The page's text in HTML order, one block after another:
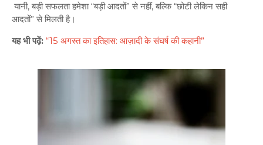
यानी, बड़ी सफलता हमेशा “बड़ी आदतों” से नहीं, बल्कि “छोटी लेकिन सही
आदतों” से मिलती है।
यह भी पढ़ें: “15 अगस्त का इतिहास: आज़ादी के संघर्ष की कहानी”